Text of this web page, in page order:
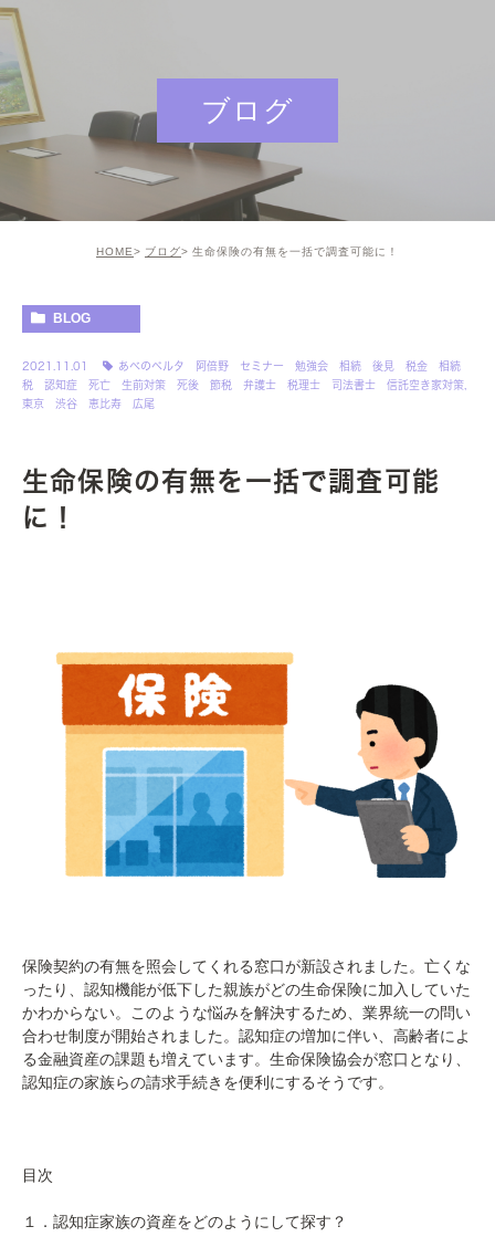
ブログ
HOME ブログ 生命保険の有無を一括で調査可能に！
BLOG
2021.11.01
あべのベルタ 阿倍野 セミナー 勉強会 相続 後見 税金 相続
税 認知症 死亡 生前対策 死後 節税 弁護士 税理士 司法書士 信託空き家対策
東京 渋谷 恵比寿 広尾
生命保険の有無を一括で調査可能
に！
保険契約の有無を照会してくれる窓口が新設されました。亡くな
ったり、認知機能が低下した親族がどの生命保険に加入していた
かわからない。このような悩みを解決するため、業界統一の問い
合わせ制度が開始されました。認知症の増加に伴い、高齢者によ
る金融資産の課題も増えています。生命保険協会が窓口となり、
認知症の家族らの請求手続きを便利にするそうです。
目次
１．認知症家族の資産をどのようにして探す？